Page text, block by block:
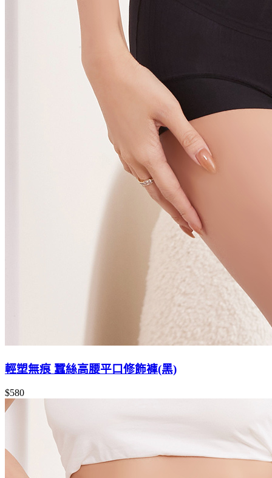
輕塑無痕 蠶絲高腰平口修飾褲(黑)
$580